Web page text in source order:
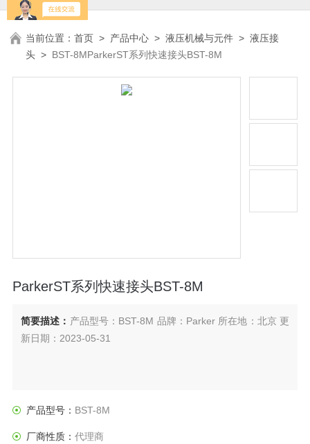
当前位置：首页 > 产品中心 >液压机械与元件 >液压接
头 > BST-8MParkerST系列快速接头BST-8M
ParkerST系列快速接头BST-8M
简要描述： 产品型号：BST-8M 品牌：Parker 所在地：北京 更
新日期：2023-05-31
产品型号： BST-8M
厂商性质： 代理商